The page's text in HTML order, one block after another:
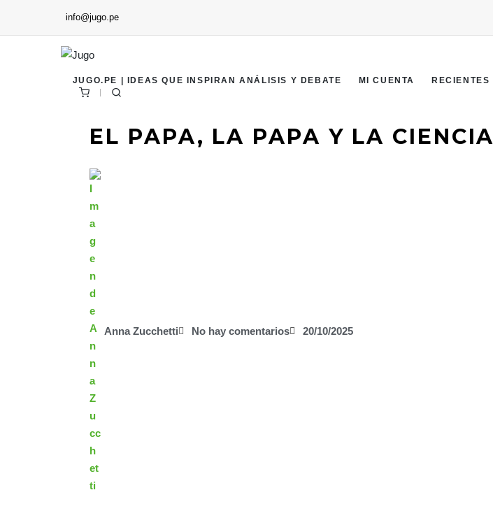
info@jugo.pe
JUGO.PE | IDEAS QUE INSPIRAN ANÁLISIS Y DEBATE MI CUENTA RECIENTES
EL PAPA, LA PAPA Y LA CIENCIA
Anna Zucchetti No hay comentarios 20/10/2025